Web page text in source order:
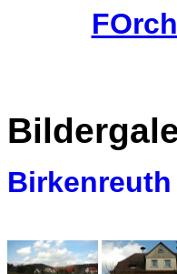
Birkenreuth